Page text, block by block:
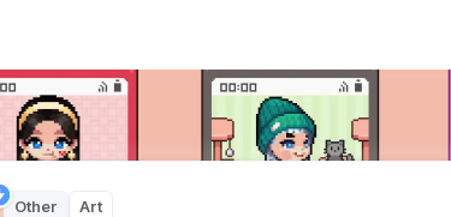
Other Art